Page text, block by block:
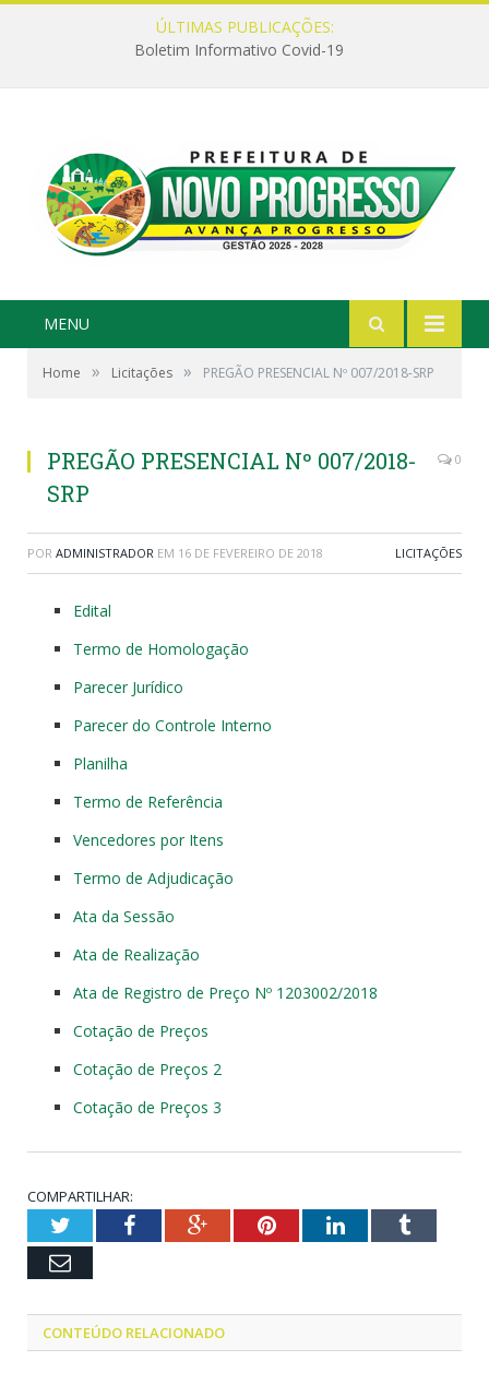
ÚLTIMAS PUBLICAÇÕES:
Boletim Informativo Covid-19
MENU
Home » Licitações » PREGÃO PRESENCIAL Nº 007/2018-SRP
PREGÃO PRESENCIAL Nº 007/2018-
SRP
0
POR ADMINISTRADOR EM 16 DE FEVEREIRO DE 2018 LICITAÇÕES
Edital
Termo de Homologação
Parecer Jurídico
Parecer do Controle Interno
Planilha
Termo de Referência
Vencedores por Itens
Termo de Adjudicação
Ata da Sessão
Ata de Realização
Ata de Registro de Preço Nº 1203002/2018
Cotação de Preços
Cotação de Preços 2
Cotação de Preços 3
COMPARTILHAR:
TwitterFacebookGoogle+PinterestLinkedInTumblr
Email
CONTEÚDO RELACIONADO